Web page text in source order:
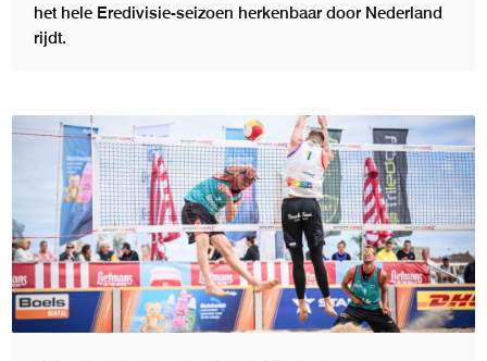
het hele Eredivisie-seizoen herkenbaar door Nederland
rijdt.